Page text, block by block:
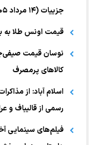
جزییات (۱۴ مرداد ۱۴۰۵)
قیمت اونس طلا به بالاترین
نوسان قیمت
کالا‌های پرمصرف
اسلام آباد: از
رسمی از قالیباف و